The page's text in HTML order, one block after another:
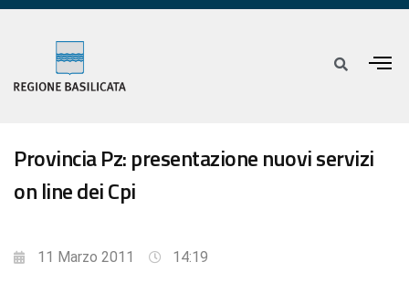
Provincia Pz: presentazione nuovi servizi
on line dei Cpi
11 Marzo 2011 14:19